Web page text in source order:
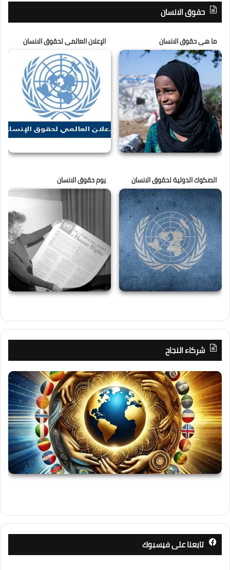
حقوق الانسان
ما هى حقوق الانسان الإعلان العالمى لحقوق الانسان
الصكوك الدولية لحقوق الانسان يوم حقوق الانسان
شركاء النجاح
تابعنا على فيسبوك